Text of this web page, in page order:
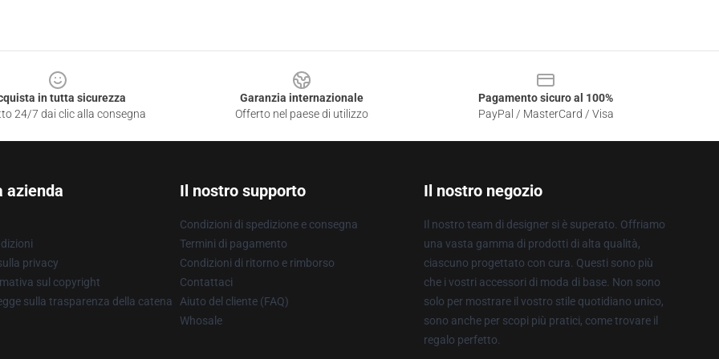
in tutta sicurezza
24/7 dai clic alla consegna
Garanzia internazionale
Offerto nel paese di utilizzo
Pagamento sicuro al 100%
PayPal / MasterCard / Visa
azienda
privacy
sul copyright
sulla trasparenza della catena
Il nostro supporto
Condizioni di spedizione e consegna
Termini di pagamento
Condizioni di ritorno e rimborso
Contattaci
Aiuto del cliente (FAQ)
Whosale
Il nostro negozio
Il nostro team di designer si è superato. Offriamo
una vasta gamma di prodotti di alta qualità,
ciascuno progettato con cura. Questi sono più
che i vostri accessori di moda di base. Non sono
solo per mostrare il vostro stile quotidiano unico,
sono anche per scopi più pratici, come trovare il
regalo perfetto.